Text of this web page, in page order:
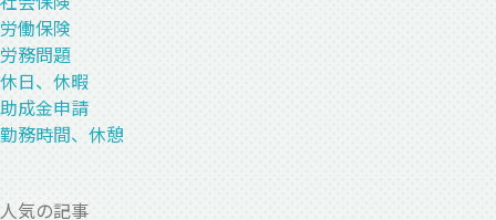
労働保険
労務問題
休日、休暇
助成金申請
勤務時間、休憩
人気の記事